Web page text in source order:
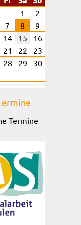
1
2
7 8
9
14 15
16
21 22
23
28 29
30
Termine